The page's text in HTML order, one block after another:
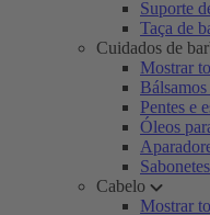
Suporte
Taça de
Cuidados de
Mostrar
Pentes e
Óleos
Cabelo
Mostrar